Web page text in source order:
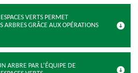
VERTS PERMET
ARBRES GRÂCE AUX OPÉRATIONS
ARBRE PAR L’ÉQUIPE DE